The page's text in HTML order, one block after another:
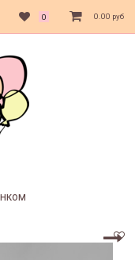
0 0.00 руб